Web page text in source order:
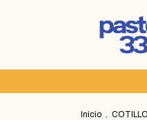
Inicio .